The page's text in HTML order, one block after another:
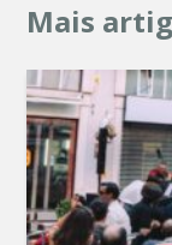
Mais